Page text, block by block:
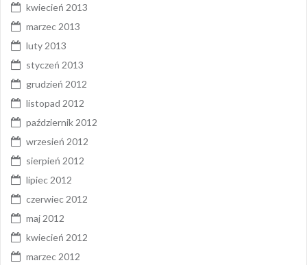
kwiecień 2013
marzec 2013
luty 2013
styczeń 2013
grudzień 2012
listopad 2012
październik 2012
wrzesień 2012
sierpień 2012
lipiec 2012
czerwiec 2012
maj 2012
kwiecień 2012
marzec 2012